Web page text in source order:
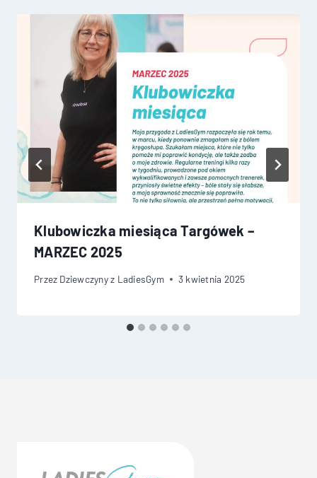
Klubowiczka miesiąca Targówek –
MARZEC 2025
Przez Dziewczyny z LadiesGym 3 kwietnia 2025